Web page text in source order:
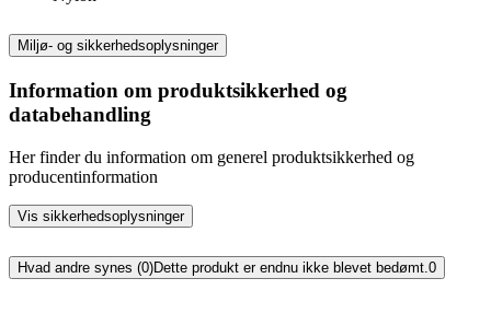
Miljø- og sikkerhedsoplysninger
Information om produktsikkerhed og
databehandling
Her finder du information om generel produktsikkerhed og
producentinformation
Vis sikkerhedsoplysninger
Hvad andre synes (0)Dette produkt er endnu ikke blevet bedømt. 0